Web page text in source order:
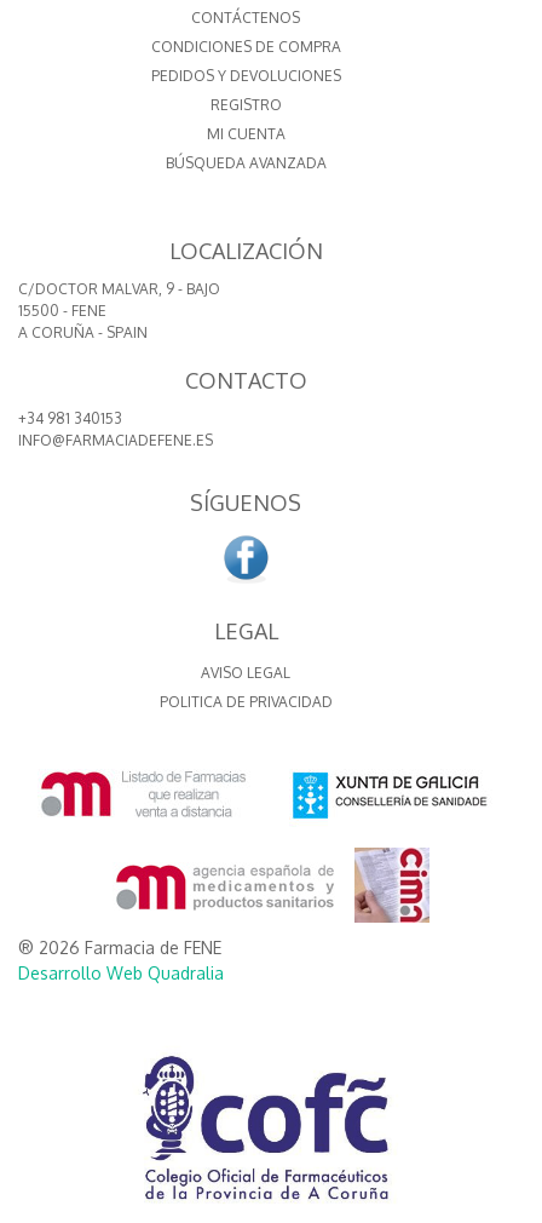
CONTÁCTENOS
CONDICIONES DE COMPRA
PEDIDOS Y DEVOLUCIONES
REGISTRO
MI CUENTA
BÚSQUEDA AVANZADA
LOCALIZACIÓN
C/DOCTOR MALVAR, 9 - BAJO
15500 - FENE
A CORUÑA - SPAIN
CONTACTO
+34 981 340153
INFO@FARMACIADEFENE.ES
SÍGUENOS
LEGAL
AVISO LEGAL
POLITICA DE PRIVACIDAD
® 2026 Farmacia de FENE
Desarrollo Web Quadralia